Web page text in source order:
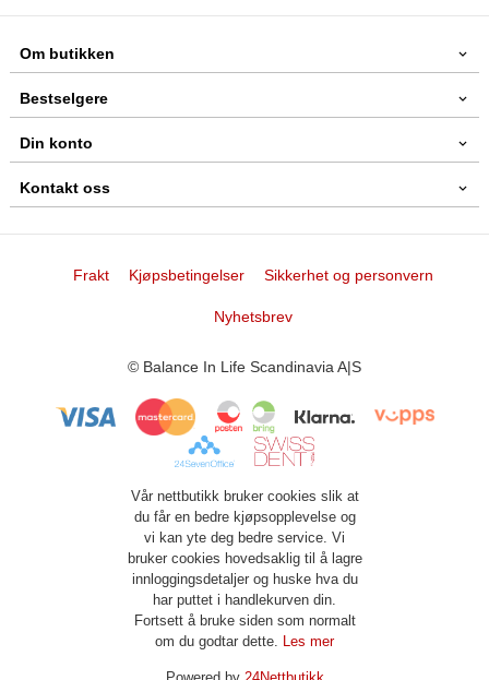
Om butikken
Bestselgere
Din konto
Kontakt oss
Frakt Kjøpsbetingelser Sikkerhet og personvern
Nyhetsbrev
© Balance In Life Scandinavia A|S
Vår nettbutikk bruker cookies slik at
du får en bedre kjøpsopplevelse og
vi kan yte deg bedre service. Vi
bruker cookies hovedsaklig til å lagre
innloggingsdetaljer og huske hva du
har puttet i handlekurven din.
Fortsett å bruke siden som normalt
om du godtar dette. Les mer